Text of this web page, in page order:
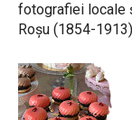
fotografiei locale
Roșu (1854-